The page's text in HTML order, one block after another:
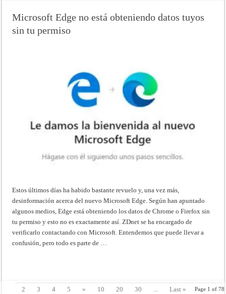
Microsoft Edge no está obteniendo datos tuyos
sin tu permiso
Estos últimos días ha habido bastante revuelo y, una vez más,
desinformación acerca del nuevo Microsoft Edge. Según han apuntado
algunos medios, Edge está obteniendo los datos de Chrome o Firefox sin
tu permiso y esto no es exactamente así. ZDnet se ha encargado de
verificarlo contactando con Microsoft. Entendemos que puede llevar a
confusión, pero todo es parte de …
Page 1 of 78
2 3 4 5 » 10 20 30 ... Last »